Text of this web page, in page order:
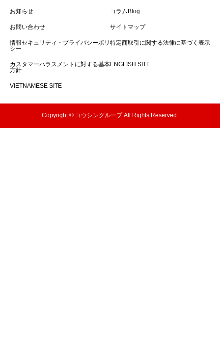
お知らせ コラムBlog
お問い合わせ サイトマップ
情報セキュリティ・プライバシーポリ
シー
特定商取引に関する法律に基づく表示
カスタマーハラスメントに対する基本
方針
ENGLISH SITE
VIETNAMESE SITE
Copyright © コウシングループ All Rights Reserved.